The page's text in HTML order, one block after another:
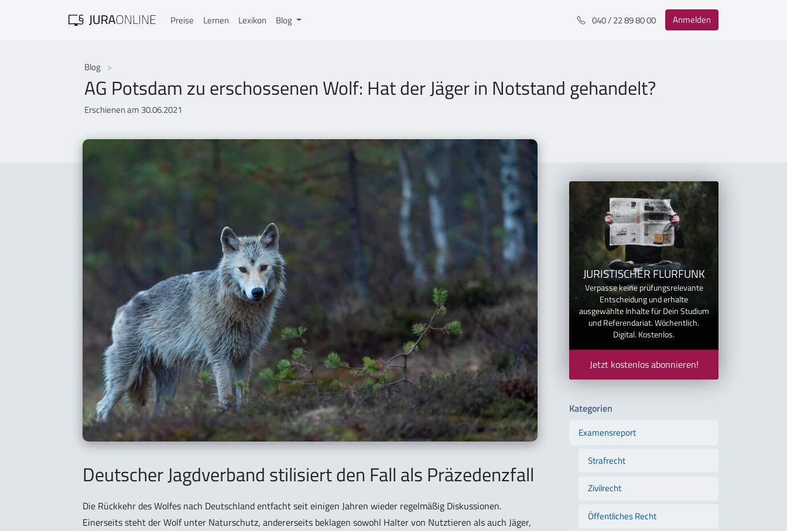
Preise Lernen Lexikon Blog 040 / 22 89 80 00 Anmelden
Blog
AG Potsdam zu erschossenen Wolf: Hat der Jäger in Notstand gehandelt?
Erschienen am 30.06.2021
Deutscher Jagdverband stilisiert den Fall als Präzedenzfall
Die Rückkehr des Wolfes nach Deutschland entfacht seit einigen Jahren wieder regelmäßig Diskussionen.
Einerseits steht der Wolf unter Naturschutz, andererseits beklagen sowohl Halter von Nutztieren als auch Jäger,
JURISTISCHER FLURFUNK
Verpasse keine prüfungsrelevante
Entscheidung und erhalte
ausgewählte Inhalte für Dein Studium
und Referendariat. Wöchentlich.
Digital. Kostenlos.
Jetzt kostenlos abonnieren!
Kategorien
Examensreport
Strafrecht
Zivilrecht
Öffentliches Recht